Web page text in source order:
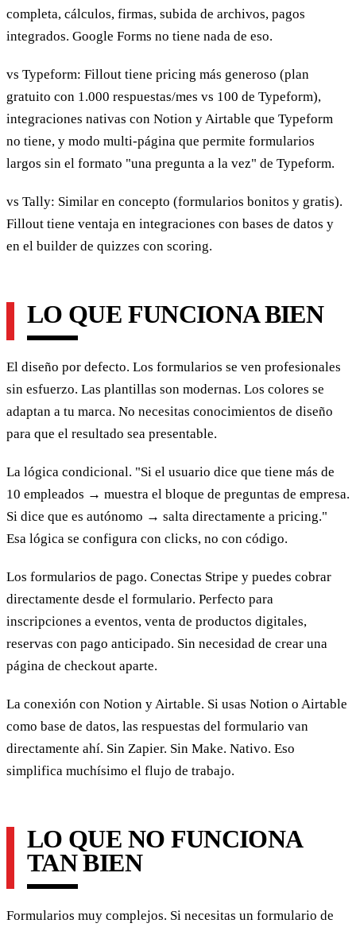
completa, cálculos, firmas, subida de archivos, pagos
integrados. Google Forms no tiene nada de eso.
vs Typeform: Fillout tiene pricing más generoso (plan
gratuito con 1.000 respuestas/mes vs 100 de Typeform),
integraciones nativas con Notion y Airtable que Typeform
no tiene, y modo multi-página que permite formularios
largos sin el formato "una pregunta a la vez" de Typeform.
vs Tally: Similar en concepto (formularios bonitos y gratis).
Fillout tiene ventaja en integraciones con bases de datos y
en el builder de quizzes con scoring.
LO QUE FUNCIONA BIEN
El diseño por defecto. Los formularios se ven profesionales
sin esfuerzo. Las plantillas son modernas. Los colores se
adaptan a tu marca. No necesitas conocimientos de diseño
para que el resultado sea presentable.
La lógica condicional. "Si el usuario dice que tiene más de
10 empleados → muestra el bloque de preguntas de empresa.
Si dice que es autónomo → salta directamente a pricing."
Esa lógica se configura con clicks, no con código.
Los formularios de pago. Conectas Stripe y puedes cobrar
directamente desde el formulario. Perfecto para
inscripciones a eventos, venta de productos digitales,
reservas con pago anticipado. Sin necesidad de crear una
página de checkout aparte.
La conexión con Notion y Airtable. Si usas Notion o Airtable
como base de datos, las respuestas del formulario van
directamente ahí. Sin Zapier. Sin Make. Nativo. Eso
simplifica muchísimo el flujo de trabajo.
LO QUE NO FUNCIONA
TAN BIEN
Formularios muy complejos. Si necesitas un formulario de